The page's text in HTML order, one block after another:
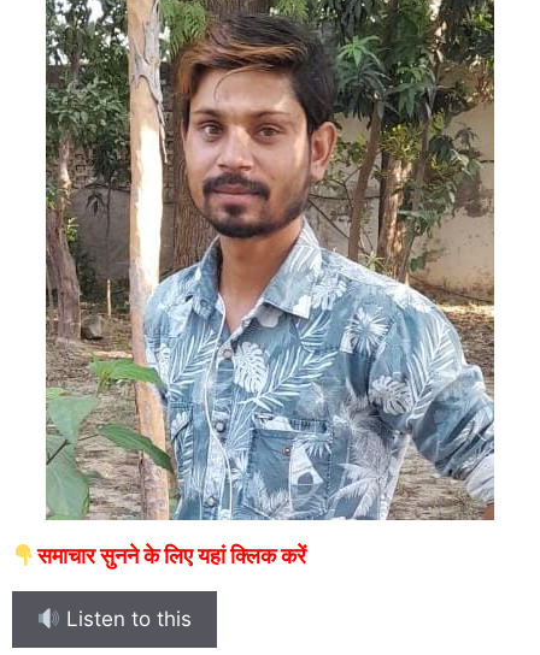
समाचार सुनने के लिए यहां क्लिक करें
Listen to this